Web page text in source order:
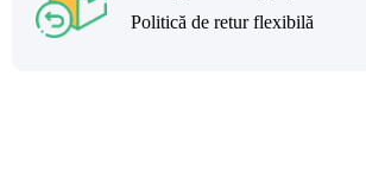
Politică de retur flexibilă